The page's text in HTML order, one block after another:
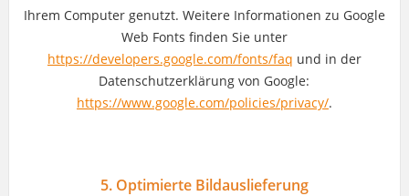
Ihrem Computer genutzt. Weitere Informationen zu Google
Web Fonts finden Sie unter
https://developers.google.com/fonts/faq und in der
Datenschutzerklärung von Google:
https://www.google.com/policies/privacy/.
5. Optimierte Bildauslieferung